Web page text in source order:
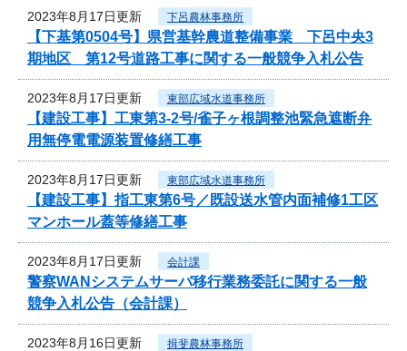
2023年8月17日更新 下呂農林事務所
【下基第0504号】県営基幹農道整備事業 下呂中央3
期地区 第12号道路工事に関する一般競争入札公告
2023年8月17日更新 東部広域水道事務所
【建設工事】工東第3-2号/雀子ヶ根調整池緊急遮断弁
用無停電電源装置修繕工事
2023年8月17日更新 東部広域水道事務所
【建設工事】指工東第6号／既設送水管内面補修1工区
マンホール蓋等修繕工事
2023年8月17日更新 会計課
警察WANシステムサーバ移行業務委託に関する一般
競争入札公告（会計課）
2023年8月16日更新 揖斐農林事務所